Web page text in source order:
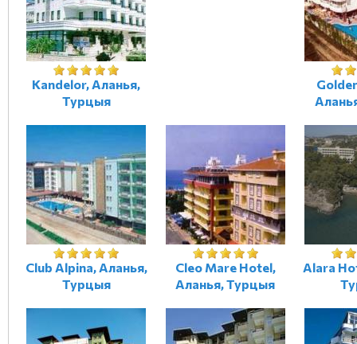
Kandelor, Аланья,
Турцыя
Club Alpina, Аланья,
Турцыя
Cleo Mare Hotel,
Аланья, Турцыя
Alara